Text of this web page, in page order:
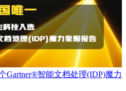
Gartner®智能文档处理(IDP)魔力